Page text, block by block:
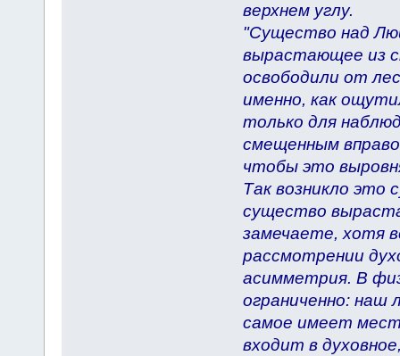
верхнем углу.
"Существо над
вырастающее из
освободили от
именно, как
только для
смещенным
чтобы это
Так воз­никло это
существо
замечаете, хотя
рассмотрении
асимметрия. В
ограниченно: наш
самое имеет
входит в